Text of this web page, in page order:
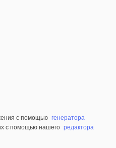
с помощью генератора
с помощью нашего редактора